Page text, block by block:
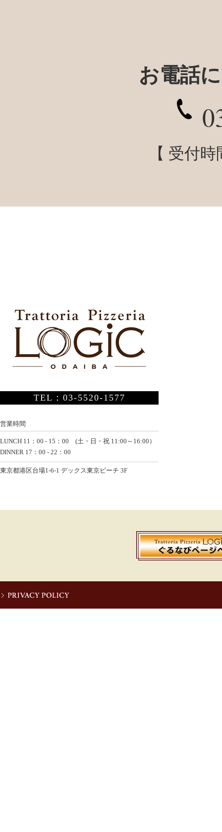
お電話
【 受付
TEL：03-5520-1577
営業時間
LUNCH 11：00 - 15：00 (土・日・祝 11:00～16:00）
DINNER 17：00 - 22：00
東京都港区台場1-6-1 デックス東京ビーチ 3F